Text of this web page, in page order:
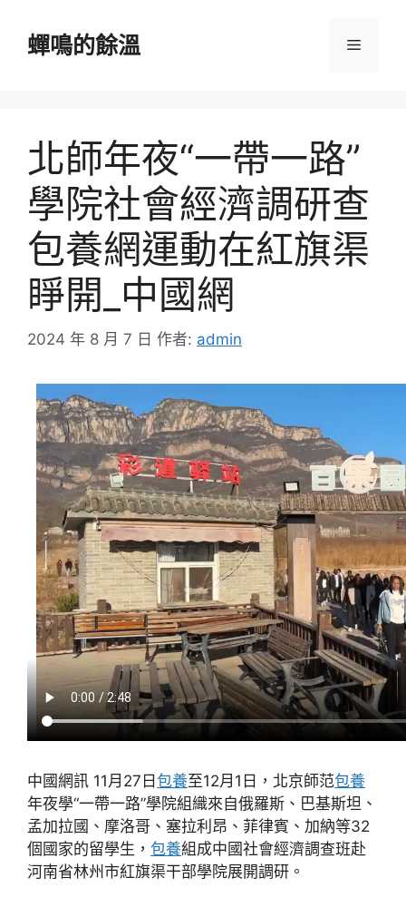
蟬鳴的餘溫 選
北師年夜“一帶一路”
學院社會經濟調研查
包養網運動在紅旗渠
睜開_中國網
2024 年 8 月 7 日 作者: admin
中國網訊 11月27日 包養至12月1日，北京師范包養
年夜學“一帶一路”學院組織來自俄羅斯、巴基斯坦、
孟加拉國、摩洛哥、塞拉利昂、菲律賓、加納等32
個國家的留學生， 包養組成中國社會經濟調查班赴
河南省林州市紅旗渠干部學院展開調研。